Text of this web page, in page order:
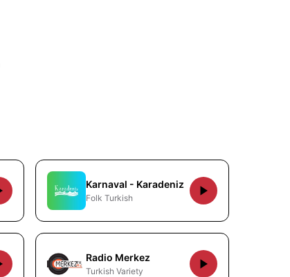
Karnaval - Karadeniz
Folk Turkish
Radio Merkez
Turkish Variety